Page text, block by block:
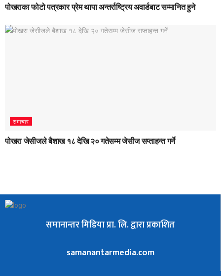
पोखराका फोटो पत्रकार प्रेम थापा अन्तर्राष्ट्रिय अवार्डबाट सम्मानित हुने
समाचार
पोखरा जेसीजले बैशाख १८ देखि २० गतेसम्म जेसीज सप्ताहन्त गर्ने
समानान्तर मिडिया प्रा. लि. द्वारा प्रकाशित
samanantarmedia.com